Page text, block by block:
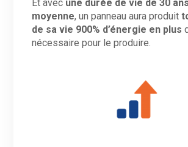
Et avec une durée de vie de 30
moyenne, un panneau aura produit
de sa vie 900% d’énergie en plus
nécessaire pour le produire.